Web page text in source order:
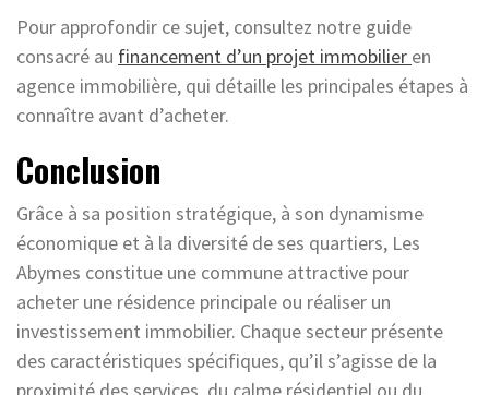
Pour approfondir ce sujet, consultez notre guide
consacré au financement d’un projet immobilier en
agence immobilière, qui détaille les principales étapes à
connaître avant d’acheter.
Conclusion
Grâce à sa position stratégique, à son dynamisme
économique et à la diversité de ses quartiers, Les
Abymes constitue une commune attractive pour
acheter une résidence principale ou réaliser un
investissement immobilier. Chaque secteur présente
des caractéristiques spécifiques, qu’il s’agisse de la
proximité des services, du calme résidentiel ou du